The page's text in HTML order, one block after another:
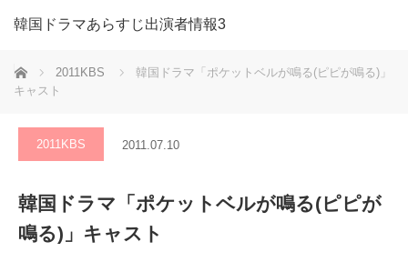
韓国ドラマあらすじ出演者情報3
ホーム 2011KBS
韓国ドラマ「ポケットベルが鳴る(ピピが鳴る)」
キャスト
2011KBS 2011.07.10
韓国ドラマ「ポケットベルが鳴る(ピピが
鳴る)」キャスト